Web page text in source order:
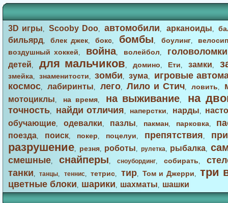
3D игры,Scooby Doo,автомобили, арканоиды,
бильярд,блек джек,бокс, бомбы, боулинг,
воздушный хоккей, война, волейбол, головоломки
детей, для мальчиков, домино, Ети, замки,
змейка, знаменитости,зомби, зума,
игровые
космос, лабиринты, лего,Лило и Стич,ловить,
мотоциклы, на время, на выживание, на
точность, найди отличия, наперстки, нарды,
обучающие, одевалки, пазлы, пакман, парковка,
поезда, поиск, покер, поцелуи, препятствия,
разрушение, резня, роботы, рулетка, рыбалка,
смешные, снайперы, сноубординг, собирать,
танки,танцы, теннис,тетрис, тир,Том и Джерри, три
цветные блоки, шарики, шахматы, шашки